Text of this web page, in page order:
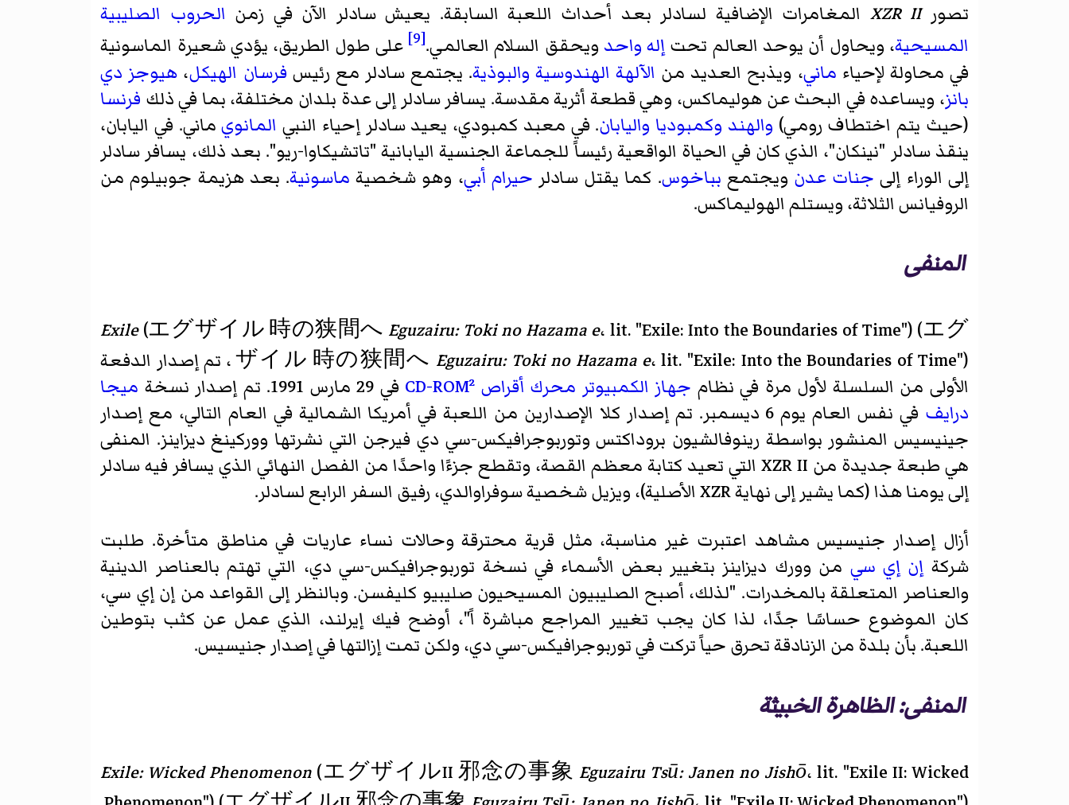
تصورXZR II المغامرات الإضافية لسادلر بعد أحداث اللعبة السابقة. يعيش سادلر الآن في زمن الحروب الصليبية
المسيحية، ويحاول أن يوحد العالم تحت إله واحد ويحقق السلام العالمي.[9]
على طول الطريق، يؤدي شعيرة الماسونية
في محاولة لإحياء ماني، ويذبح العديد من الآلهة الهندوسية والبوذية. يجتمع سادلر مع رئيس فرسان الهيكل، هيوجز دي
بانز، ويساعده في البحث عن هوليماكس، وهي قطعة أثرية مقدسة. يسافر سادلر إلى عدة بلدان مختلفة، بما في ذلك فرنسا
(حيث يتم اختطاف رومي) والهند وكمبوديا واليابان. في معبد كمبودي، يعيد سادلر إحياء النبي المانويماني. في اليابان،
ينقذ سادلر "نينكان"، الذي كان في الحياة الواقعية رئيساً للجماعة الجنسية اليابانية "تاتشيكاوا-ريو". بعد ذلك، يسافر سادلر
إلى الوراء إلى جنات عدن ويجتمع بباخوس. كما يقتل سادلر حيرام أبي، وهو شخصية ماسونية. بعد هزيمة جوبيلوم من
الروفيانس الثلاثة، ويستلم الهوليماكس.
المنفى
Exile(エグザイル 時の狭間へ Eguzairu: Toki no Hazama e، lit. "Exile: Into the Boundaries of Time") (エグ
ザイル 時の狭間へ Eguzairu: Toki no Hazama e
، lit. "Exile: Into the Boundaries of Time") ، تم إصدار الدفعة
الأولى من السلسلة لأول مرة في نظام جهاز الكمبيوتر محرك أقراص CD-ROM² في 29 مارس 1991. تم إصدار نسخة
ميجا
درايف
في نفس العام يوم 6 ديسمبر. تم إصدار كلا الإصدارين من اللعبة في أمريكا الشمالية في العام التالي، مع إصدار
جينيسيس المنشور بواسطة رينوفالشيون بروداكتس وتوربوجرافيكس-سي دي فيرجن التي نشرتها ووركينغ ديزاينز. المنفى
هي طبعة جديدة من XZR II التي تعيد كتابة معظم القصة، وتقطع جزءًا واحدًا من الفصل النهائي الذي يسافر فيه سادلر
إلى يومنا هذا (كما يشير إلى نهاية XZR الأصلية)، ويزيل شخصية سوفراوالدي، رفيق السفر الرابع لسادلر.
أزال إصدار جنيسيس مشاهد اعتبرت غير مناسبة، مثل قرية محترقة وحالات نساء عاريات في مناطق متأخرة. طلبت
شركة إن إي سي من وورك ديزاينز بتغيير بعض الأسماء في نسخة توربوجرافيكس-سي دي، التي تهتم بالعناصر الدينية
والعناصر المتعلقة بالمخدرات. "لذلك، أصبح الصليبيون المسيحيون صليبيو كليفسن. وبالنظر إلى القواعد من إن إي سي،
كان الموضوع حساسًا جدًا، لذا كان يجب تغيير المراجع مباشرة اً"، أوضح فيك إيرلند، الذي عمل عن كثب بتوطين
اللعبة. بأن بلدة من الزنادقة تحرق حياً تركت في توربوجرافيكس-سي دي، ولكن تمت إزالتها في إصدار جنيسيس.
المنفى: الظاهرة الخبيثة
Exile: Wicked Phenomenon (エグザイルII 邪念の事象 Eguzairu Tsū: Janen no Jishō، lit. "Exile II: Wicked